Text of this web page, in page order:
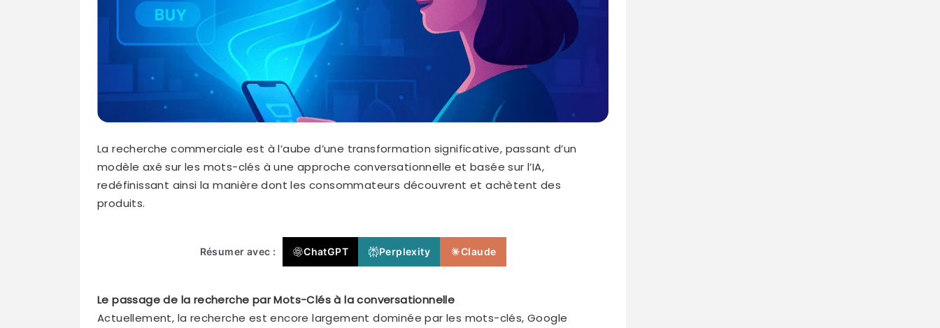
La recherche commerciale est à l’aube d’une transformation significative, passant d’un
modèle axé sur les mots-clés à une approche conversationnelle et basée sur l’IA,
redéfinissant ainsi la manière dont les consommateurs découvrent et achètent des
produits.
Résumer avec : ChatGPT Perplexity Claude
Le passage de la recherche par Mots-Clés à la conversationnelle
Actuellement, la recherche est encore largement dominée par les mots-clés, Google